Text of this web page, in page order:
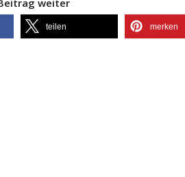
weiter
teilen merken